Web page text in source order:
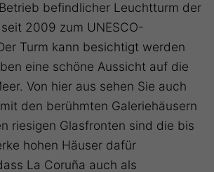
befindlicher Leuchtturm der
2009 zum UNESCO-
Turm kann besichtigt werden
eine schöne Aussicht auf die
Von hier aus sehen Sie auch
den berühmten Galeriehäusern
riesigen Glasfronten sind die bis
hohen Häuser dafür
La Coruña auch als